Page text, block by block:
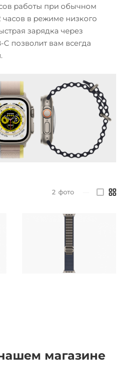
работы при обычном
в режиме низкого
зарядка через
позволит вам всегда
2 фото
магазине